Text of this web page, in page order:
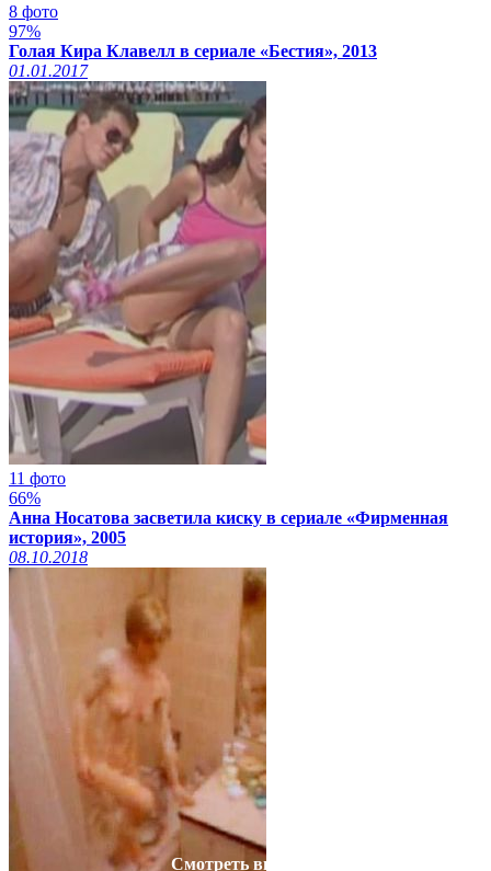
Смотреть видео на
8 фото
97%
Голая Кира Клавелл в сериале «Бестия», 2013
01.01.2017
11 фото
66%
Анна Носатова засветила киску в сериале «Фирменная
история», 2005
08.10.2018